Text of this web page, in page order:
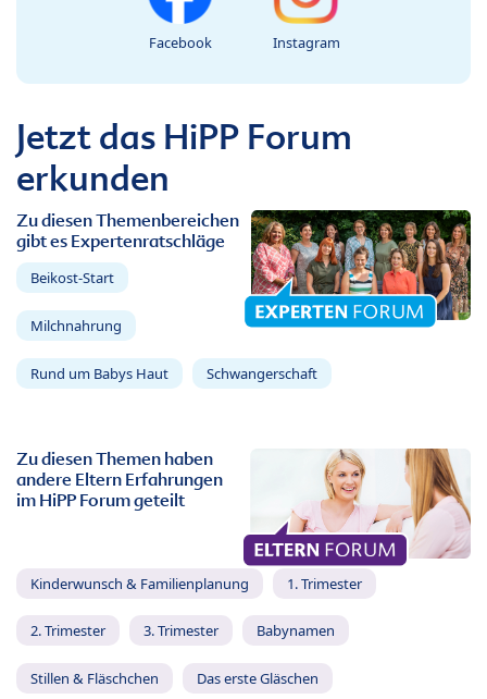
Facebook Instagram
Jetzt das HiPP Forum
erkunden
Zu diesen Themenbereichen
gibt es Expertenratschläge
Beikost-Start
Milchnahrung
Rund um Babys Haut Schwangerschaft
Zu diesen Themen haben
andere Eltern Erfahrungen
im HiPP Forum geteilt
Kinderwunsch & Familienplanung 1. Trimester
2. Trimester 3. Trimester Babynamen
Stillen & Fläschchen Das erste Gläschen